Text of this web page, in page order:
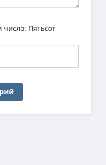
Пятьсот